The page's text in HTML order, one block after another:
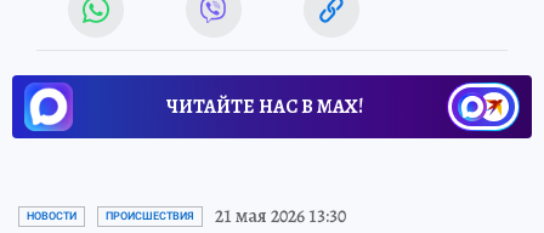
ЧИТАЙТЕ НАС В МАХ!
НОВОСТИ ПРОИСШЕСТВИЯ 21 мая 2026 13:30